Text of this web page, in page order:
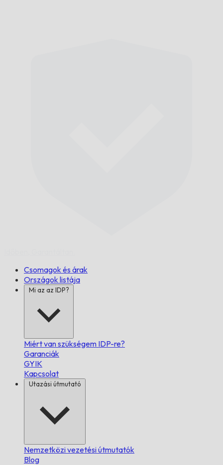
Csomagok és árak
Országok listája
Mi az az IDP?
Miért van szükségem IDP-re?
Garanciák
GYIK
Kapcsolat
Utazási útmutató
Nemzetközi vezetési útmutatók
Blog